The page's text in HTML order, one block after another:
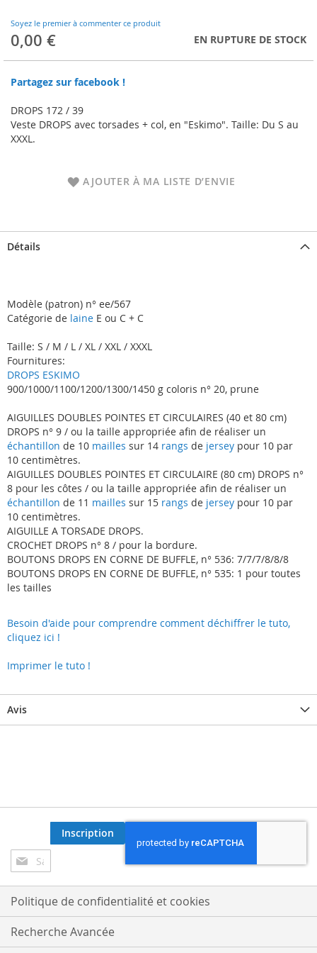
Soyez le premier à commenter ce produit
0,00 € EN RUPTURE DE STOCK
Partagez sur facebook !
DROPS 172 / 39
Veste DROPS avec torsades + col, en "Eskimo". Taille: Du S au
XXXL.
AJOUTER À MA LISTE D’ENVIE
beginning
of
the
gallery
Détails
Modèle (patron) n° ee/567
Catégorie de laine E ou C + C
Taille: S / M / L / XL / XXL / XXXL
Fournitures:
DROPS ESKIMO
900/1000/1100/1200/1300/1450 g coloris n° 20, prune
AIGUILLES DOUBLES POINTES ET CIRCULAIRES (40 et 80 cm)
DROPS n° 9 / ou la taille appropriée afin de réaliser un
échantillon de 10 mailles sur 14 rangs de jersey pour 10 par
10 centimètres.
AIGUILLES DOUBLES POINTES ET CIRCULAIRE (80 cm) DROPS n°
8 pour les côtes / ou la taille appropriée afin de réaliser un
échantillon de 11 mailles sur 15 rangs de jersey pour 10 par
10 centimètres.
AIGUILLE A TORSADE DROPS.
CROCHET DROPS n° 8 / pour la bordure.
BOUTONS DROPS EN CORNE DE BUFFLE, n° 536: 7/7/7/8/8/8
BOUTONS DROPS EN CORNE DE BUFFLE, n° 535: 1 pour toutes
les tailles
Besoin d'aide pour comprendre comment déchiffrer le tuto,
cliquez ici !
Imprimer le tuto !
Avis
Inscription
à
notre
lettre
d’information
:
Inscription
Politique de confidentialité et cookies
Recherche Avancée